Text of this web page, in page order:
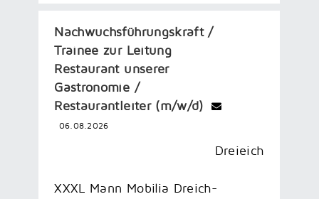
Nachwuchsführungskraft /
Trainee zur Leitung
Restaurant unserer
Gastronomie /
Restaurantleiter (m/w/d)
06.08.2026
Dreieich
XXXL Mann Mobilia Dreich-